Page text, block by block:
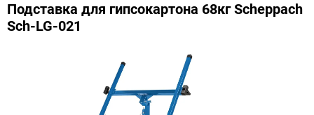
Подставка для гипсокартона 68кг Scheppach
Sch-LG-021